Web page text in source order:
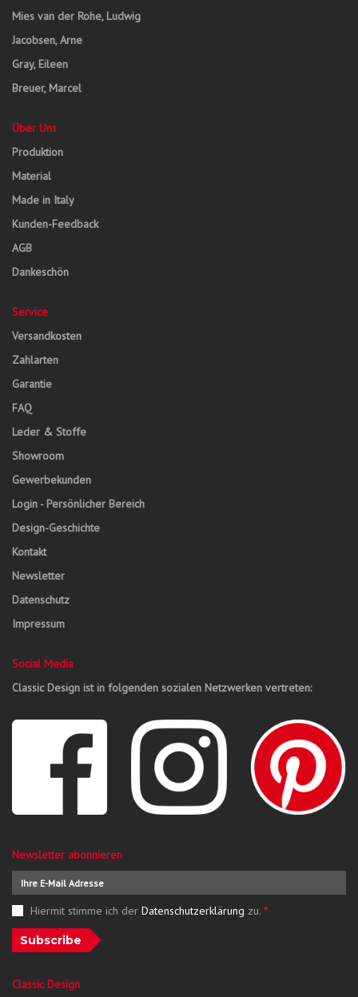
Mies van der Rohe, Ludwig
Jacobsen, Arne
Gray, Eileen
Breuer, Marcel
Über Uns
Produktion
Material
Made in Italy
Kunden-Feedback
AGB
Dankeschön
Service
Versandkosten
Zahlarten
Garantie
FAQ
Leder & Stoffe
Showroom
Gewerbekunden
Login - Persönlicher Bereich
Design-Geschichte
Kontakt
Newsletter
Datenschutz
Impressum
Social Media
Classic Design ist in folgenden sozialen Netzwerken vertreten:
Newsletter abonnieren
Hiermit stimme ich der Datenschutzerklärung zu. *
Subscribe
Classic Design